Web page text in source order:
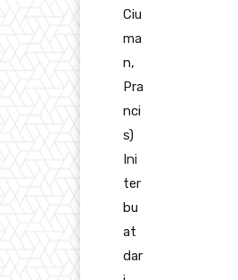
Ciu
ma
n,
Pra
nci
s)
Ini
ter
bu
at
dar